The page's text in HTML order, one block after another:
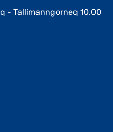
- Tallimanngorneq 10.00